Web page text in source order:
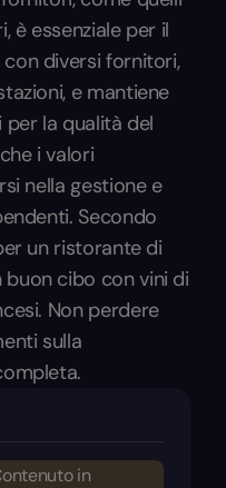
è essenziale per il
diversi fornitori,
e mantiene
la qualità del
i valori
nella gestione e
Secondo
un ristorante di
cibo con vini di
Non perdere
sulla
in